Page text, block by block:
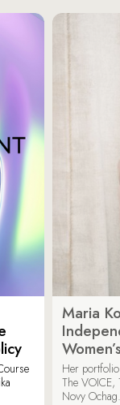
Maria
Her
The VOICE,
Novy Ochag.